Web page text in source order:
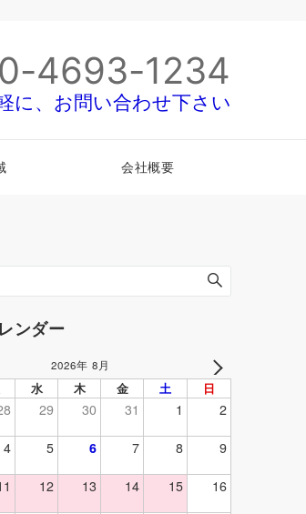
4693-1234
、お問い合わせ下さい
会社概要
ンダー
2026年 8月
水 木 金 土 日
29 30 31 1 2
4 5 6 7 8 9
12 13 14 15 16